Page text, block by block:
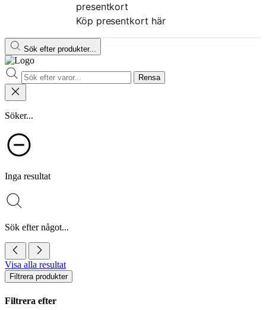
presentkort
Köp presentkort här
Sök efter produkter...
Rensa
Söker...
Inga resultat
Sök efter något...
Visa alla resultat
Filtrera produkter
Filtrera efter